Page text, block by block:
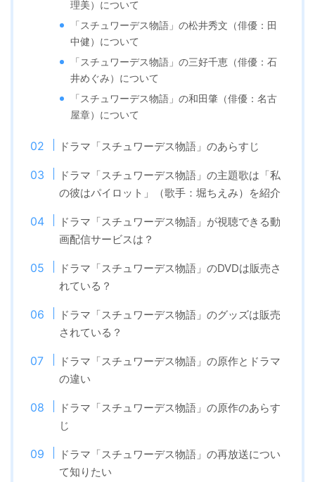
理美）について
「スチュワーデス物語」の松井秀文（俳優：田
中健）について
「スチュワーデス物語」の三好千恵（俳優：石
井めぐみ）について
「スチュワーデス物語」の和田肇（俳優：名古
屋章）について
ドラマ「スチュワーデス物語」のあらすじ
ドラマ「スチュワーデス物語」の主題歌は「私
の彼はパイロット」（歌手：堀ちえみ）を紹介
ドラマ「スチュワーデス物語」が視聴できる動
画配信サービスは？
ドラマ「スチュワーデス物語」のDVDは販売さ
れている？
ドラマ「スチュワーデス物語」のグッズは販売
されている？
ドラマ「スチュワーデス物語」の原作とドラマ
の違い
ドラマ「スチュワーデス物語」の原作のあらす
じ
ドラマ「スチュワーデス物語」の再放送につい
て知りたい